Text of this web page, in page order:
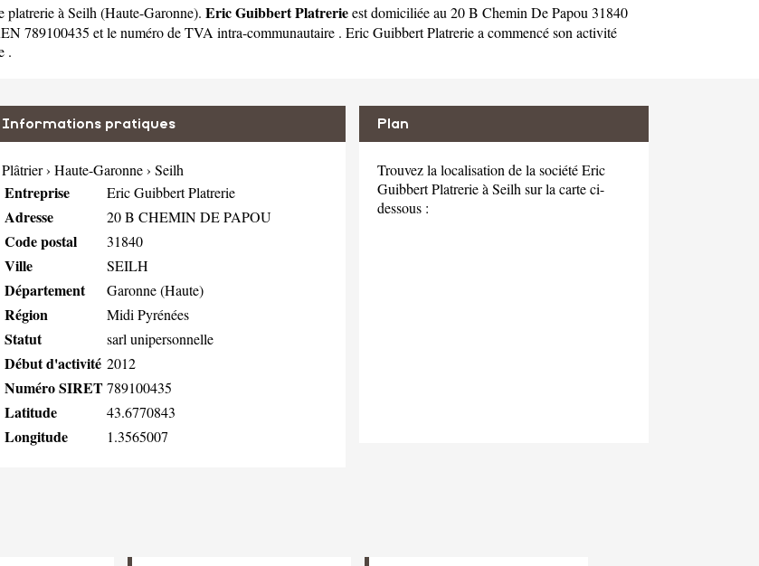
platrerie à Seilh (Haute-Garonne). Eric Guibbert Platrerieest domiciliée au 20 B Chemin De Papou 31840
789100435 et le numéro de TVA intra-communautaire . Eric Guibbert Platrerie a commencé son activité
.
Informations pratiques
Plâtrier› Haute-Garonne› Seilh
Entreprise Eric Guibbert Platrerie
Adresse 20 B CHEMIN DE PAPOU
Code postal 31840
Ville SEILH
Département Garonne (Haute)
Région Midi Pyrénées
Statut sarl unipersonnelle
Début d'activité 2012
Numéro SIRET789100435
Latitude 43.6770843
Longitude 1.3565007
Plan
Trouvez la localisation de la société Eric
Guibbert Platrerie à Seilh sur la carte ci-
dessous :